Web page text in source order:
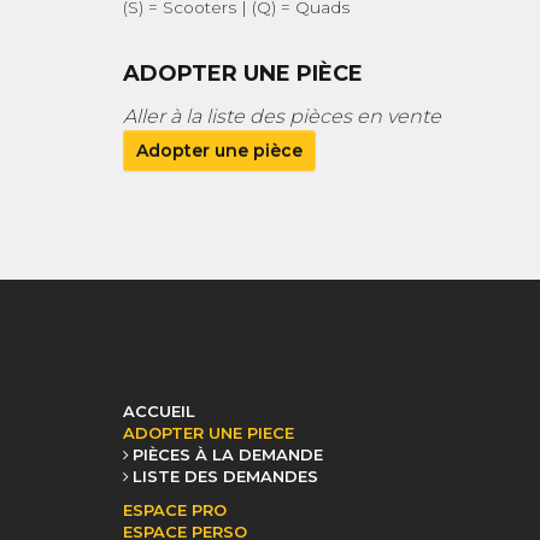
(S) = Scooters | (Q) = Quads
ADOPTER UNE PIÈCE
Aller à la liste des pièces en vente
Adopter une pièce
ACCUEIL
ADOPTER UNE PIECE
PIÈCES À LA DEMANDE
LISTE DES DEMANDES
ESPACE PRO
ESPACE PERSO